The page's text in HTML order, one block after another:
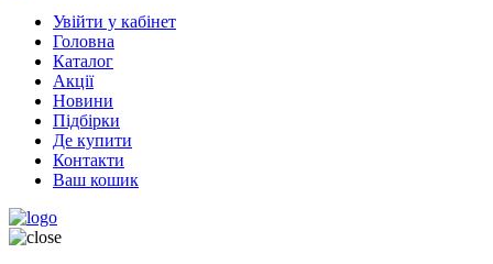
Увійти у кабінет
Головна
Каталог
Акції
Новини
Підбірки
Де купити
Контакти
Ваш кошик